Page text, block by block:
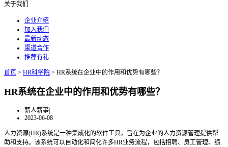
关于我们
企业介绍
加入我们
最新动态
渠道合作
推荐有礼
首页 > HR科学院 > HR系统在企业中的作用和优势有哪些？
HR系统在企业中的作用和优势有哪些？
薪人薪事|
2023-06-08
人力资源(HR)系统是一种集成化的软件工具，旨在为企业的人力资源管理提供帮
助和支持。该系统可以自动化和简化许多HR业务流程，包括招聘、员工管理、绩